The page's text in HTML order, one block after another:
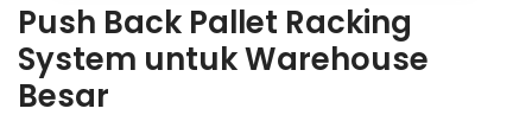
Push Back Pallet Racking
System untuk Warehouse
Besar